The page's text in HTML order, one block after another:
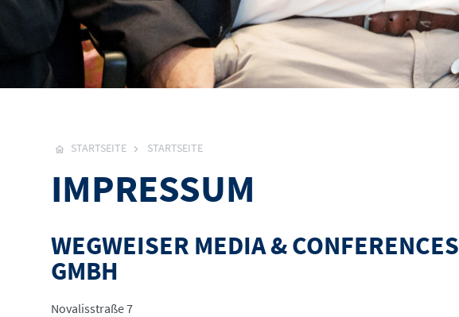
STARTSEITE STARTSEITE
IMPRESSUM
WEGWEISER MEDIA & CONFERENCES
GMBH
Novalisstraße 7